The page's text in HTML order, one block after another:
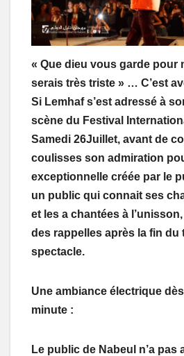
« Que dieu vous garde pour
serais très triste » … C’est
Si Lemhaf s’est adressé à
scène du Festival
Samedi 26Juillet, avant de
coulisses son admiration
exceptionnelle créée par le
un public qui connait ses
et les a chantées à
des rappelles après la fin du
spectacle.
Une ambiance électrique
minute :
Le public de Nabeul n’a pas